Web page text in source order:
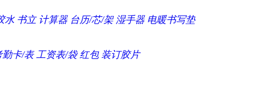
水 书立 计算器 台历/芯/架 湿手器 电暖书写垫
勤卡/表 工资表/袋 红包 装订胶片